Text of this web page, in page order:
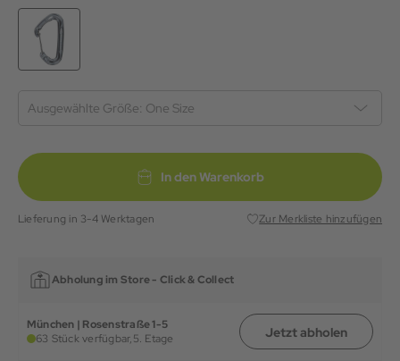
Ausgewählte Größe: One Size
In den Warenkorb
Lieferung in 3-4 Werktagen Zur Merkliste hinzufügen
Abholung im Store - Click & Collect
München | Rosenstraße 1-5
63 Stück verfügbar,5. Etage Jetzt abholen